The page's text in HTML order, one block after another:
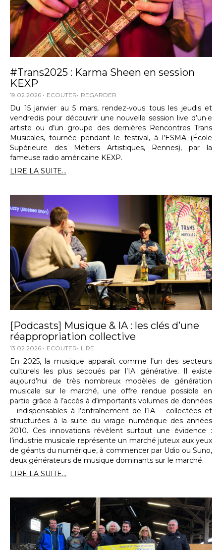
#Trans2025 : Karma Sheen en session
KEXP
19.02.2026 ECOUTER REGARDER
Du 15 janvier au 5 mars, rendez-vous tous les jeudis et
vendredis pour découvrir une nouvelle session live d’un·e
artiste ou d’un groupe des dernières Rencontres Trans
Musicales, tournée pendant le festival, à l’ESMA (École
Supérieure des Métiers Artistiques, Rennes), par la
fameuse radio américaine KEXP.
LIRE LA SUITE...
[Podcasts] Musique & IA : les clés d’une
réappropriation collective
13.02.2026 ECOUTER LIRE
En 2025, la musique apparaît comme l’un des secteurs
culturels les plus secoués par l’IA générative. Il existe
aujourd’hui de très nombreux modèles de génération
musicale sur le marché, une offre rendue possible en
partie grâce à l’accès à d’importants volumes de données
– indispensables à l’entraînement de l’IA – collectées et
structurées à la suite du virage numérique des années
2010. Ces innovations révèlent surtout une évidence :
l’industrie musicale représente un marché juteux aux yeux
de géants du numérique, à commencer par Udio ou Suno,
deux générateurs de musique dominants sur le marché.
LIRE LA SUITE...